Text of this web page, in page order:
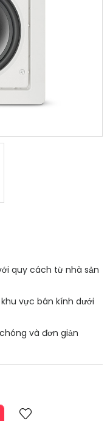
quy cách từ nhà sản
vực bán kính dưới
và đơn giản